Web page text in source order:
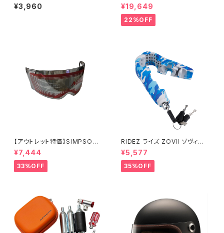
EKO NORIX シンプソンへメッ
ト用 レインスポイラーフィン ケ
¥3,960
LMET 数量限定モデル 2WHEE
L'S LIFE-Mサイズ バイク用フ
ルフェイスヘルメット
¥19,649
22%OFF
【アウトレット特価】SIMPSON
M30用クローム/ライトスモーク
シールド
¥7,444
33%OFF
RIDEZ ライズ ZOVII ゾヴィー
アラームグリップロック ZHL 盗
難防止警報付きバイクロック
¥5,577
35%OFF